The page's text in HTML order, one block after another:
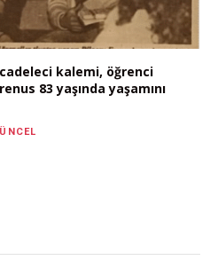
kalemi, öğrenci
83 yaşında yaşamını